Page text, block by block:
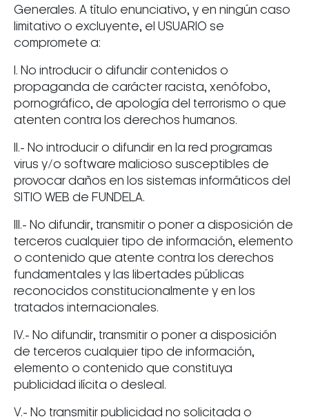
Generales. A título enunciativo, y en ningún caso
limitativo o excluyente, el USUARIO se
compromete a:
I. No introducir o difundir contenidos o
propaganda de carácter racista, xenófobo,
pornográfico, de apología del terrorismo o que
atenten contra los derechos humanos.
II.- No introducir o difundir en la red programas
virus y/o software malicioso susceptibles de
provocar daños en los sistemas informáticos del
SITIO WEB de FUNDELA.
III.- No difundir, transmitir o poner a disposición de
terceros cualquier tipo de información, elemento
o contenido que atente contra los derechos
fundamentales y las libertades públicas
reconocidos constitucionalmente y en los
tratados internacionales.
IV.- No difundir, transmitir o poner a disposición
de terceros cualquier tipo de información,
elemento o contenido que constituya
publicidad ilícita o desleal.
V.- No transmitir publicidad no solicitada o